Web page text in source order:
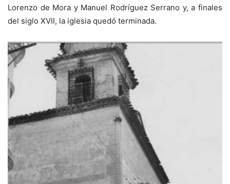
Lorenzo de Mora y Manuel Rodríguez Serrano y, a finales
del siglo XVII, la iglesia quedó terminada.